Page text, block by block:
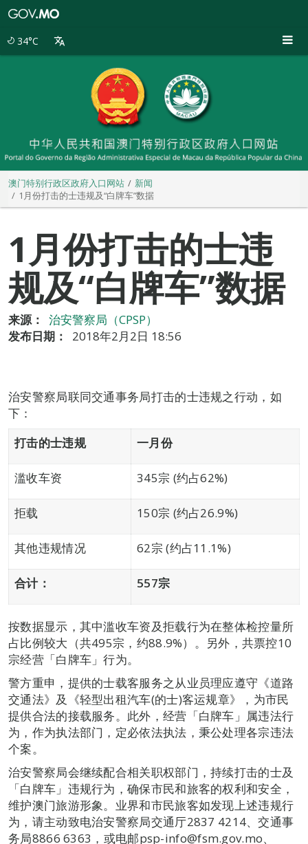
34°C
澳门特别行政区政府入口网站
新闻
1月份打击的士违规及“白牌车”数据
1月份打击的士违
规及“白牌车”数据
来源：
治安警察局（CPSP）
发布日期：
2018年2月2日 18:56
治安警察局联同交通事务局打击的士违规之行动，如
下：
打击的士违规
一月份
滥收车资 345宗 (约占62%)
拒载 150宗 (约占26.9%)
其他违规情况 62宗 (约占11.1%)
合计： 557宗
按数据显示，其中滥收车资及拒载行为在整体检控量所
占比例较大（共495宗，约88.9%）。另外，共票控10
宗经营「白牌车」行为。
警方重申，提供的士载客服务之从业员理应遵守《道路
交通法》及《轻型出租汽车(的士)客运规章》，为市民
提供合法的接载服务。此外，经营「白牌车」属违法行
为，作为执法部门，定必依法执法，秉公处理各宗违法
个案。
治安警察局会继续配合相关职权部门，持续打击的士及
「白牌车」违规行为，确保市民和旅客的权利和安全，
维护澳门旅游形象。业界和市民旅客如发现上述违规行
为，请主动致电治安警察局交通厅2837 4214、交通事
务局8866 6363，或电邮psp-info@fsm.gov.mo、